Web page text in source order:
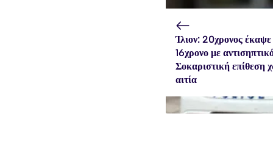
Ίλιον: 20χρονος έκαψε
16χρονο με
Σοκαριστική επίθεση
αιτία